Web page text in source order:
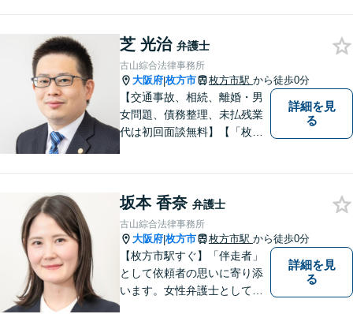
致します。どんなお悩みで
も、ご相談ください。【キッ
ズスペースあり】
芝 光治 弁護士
古山綜合法律事務所
大阪府|枚方市 枚方市駅 から徒歩0分
【交通事故、相続、離婚・男
女問題、債務整理、未払残業
代は初回面談無料】【「枚方
ヒアリングし、あらゆる観点
から解決策をご提案してまい
ります。
詳細を見
る
坂本 香奈 弁護士
古山綜合法律事務所
大阪府|枚方市 枚方市駅 から徒歩0分
【枚方市駅すぐ】「伴走者」
として依頼者の思いに寄り添
います。女性弁護士としての
詳細を見
る